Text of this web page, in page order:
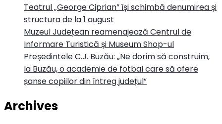
Teatrul „George Ciprian” își schimbă denumirea și
structura de la 1 august
Muzeul Județean reamenajează Centrul de
Informare Turistică și Museum Shop-ul
Președintele C.J. Buzău: „Ne dorim să construim,
la Buzău, o academie de fotbal care să ofere
șanse copiilor din întreg județul”
Archives